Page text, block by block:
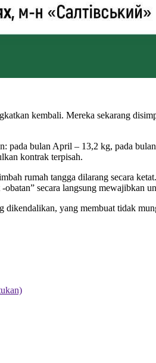
kembali. Mereka sekarang
bulan April – 13,2 kg, pada
kontrak terpisah.
rumah tangga dilarang secara
secara langsung mewajibkan
yang membuat tidak